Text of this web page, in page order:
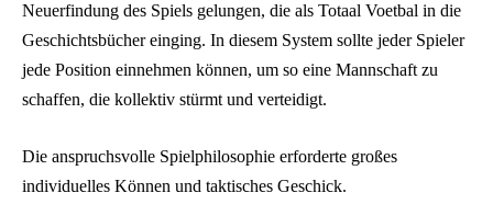
Neuerfindung des Spiels gelungen, die als Totaal Voetbal in die
Geschichtsbücher einging. In diesem System sollte jeder Spieler
jede Position einnehmen können, um so eine Mannschaft zu
schaffen, die kollektiv stürmt und verteidigt.
Die anspruchsvolle Spielphilosophie erforderte großes
individuelles Können und taktisches Geschick.